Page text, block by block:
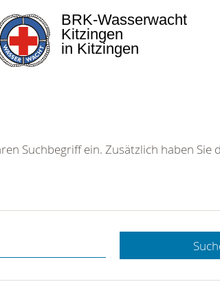
BRK-Wasserwacht
Kitzingen
in Kitzingen
Hotline.
gerne.
Suchbegriff ein. Zusätzlich haben